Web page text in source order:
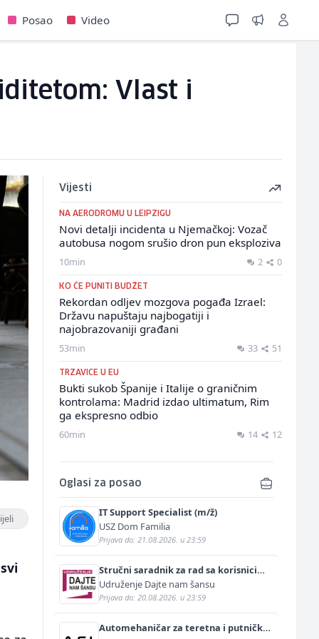
Posao Video
Vlast i
Vijesti
NA AERODROMU U LEIPZIGU
Novi detalji incidenta u Njemačkoj: Vozač
autobusa nogom srušio dron pun eksploziva
10min 2 0
KO ĆE PUNITI BUDŽET
Rekordan odljev mozgova pogađa Izrael:
Državu napuštaju najbogatiji i
najobrazovaniji građani
53min 33 51
TRZAVICE U EU
Bukti sukob Španije i Italije o graničnim
kontrolama: Madrid izdao ultimatum, Rim
ga ekspresno odbio
60min 14 12
Oglasi za posao
IT Support Specialist (m/ž)
USZ Dom Familia
Prijava do: 21.08.2026. u 23:59
Stručni saradnik za rad sa korisnicima
(m/ž)
Udruženje Dajte nam šansu
Prijava do: 20.08.2026. u 23:59
Automehaničar za teretna i putnička